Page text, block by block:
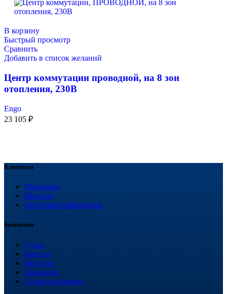
В корзину
Быстрый просмотр
Сравнить
Добавить в список желаний
Центр коммутации проводной, на 8 зон
отопления, 230В
Engo
23 105 ₽
Клиентам
Магазины
Монтаж
Полезная информация
Компания
О нас
Бренды
Новости
Вакансии
Стать партнером